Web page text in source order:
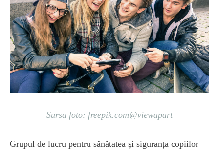
Sursa foto: freepik.com@viewapart
Grupul de lucru pentru sănătatea și siguranța copiilor